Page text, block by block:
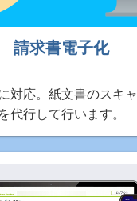
請求書電子化
対応。紙文書のスキ
を代行して行います。